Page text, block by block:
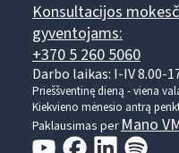
Konsultacijos
gyventojams:
+370 5 260 5060
Darbo laikas: I-IV 8.00-
Prieššventinę dieną - viena
Kiekvieno mėnesio antrą
Paklausimas perMano